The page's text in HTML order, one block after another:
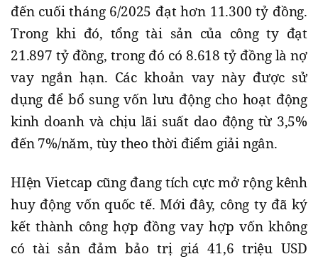
đến cuối tháng 6/2025 đạt hơn 11.300 tỷ đồng.
Trong khi đó, tổng tài sản của công ty đạt
21.897 tỷ đồng, trong đó có 8.618 tỷ đồng là nợ
vay ngắn hạn. Các khoản vay này được sử
dụng để bổ sung vốn lưu động cho hoạt động
kinh doanh và chịu lãi suất dao động từ 3,5%
đến 7%/năm, tùy theo thời điểm giải ngân.
HIện Vietcap cũng đang tích cực mở rộng kênh
huy động vốn quốc tế. Mới đây, công ty đã ký
kết thành công hợp đồng vay hợp vốn không
có tài sản đảm bảo trị giá 41,6 triệu USD